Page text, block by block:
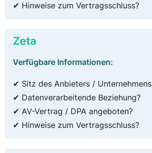
✔ Hinweise zum Vertragsschluss?
Zeta
Verfügbare Informationen:
✔ Sitz des Anbieters / Unternehmens
✔ Datenverarbeitende Beziehung?
✔ AV-Vertrag / DPA angeboten?
✔ Hinweise zum Vertragsschluss?